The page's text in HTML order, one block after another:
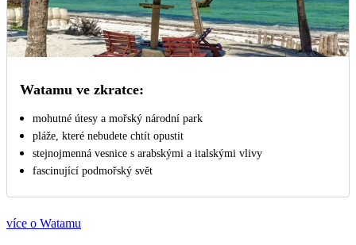
Watamu ve zkratce:
mohutné útesy a mořský národní park
pláže, které nebudete chtít opustit
stejnojmenná vesnice s arabskými a italskými vlivy
fascinující podmořský svět
více o Watamu